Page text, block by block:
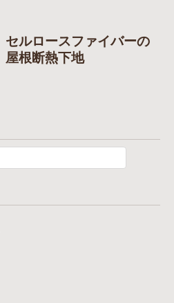
セルロースファイバーの
屋根断熱下地